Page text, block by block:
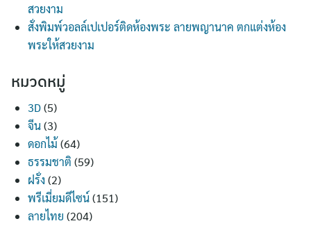
สวยงาม
สั่งพิมพ์วอลล์เปเปอร์ติดห้องพระ ลายพญานาค ตกแต่งห้อง
พระให้สวยงาม
หมวดหมู่
3D(5)
จีน(3)
ดอกไม้(64)
ธรรมชาติ (59)
ฝรั่ง (2)
พรีเมี่ยมดีไซน์(151)
ลายไทย (204)